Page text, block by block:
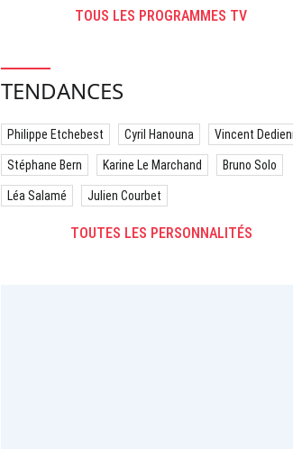
TOUS LES PROGRAMMES TV
TENDANCES
Philippe Etchebest Cyril Hanouna Vincent
Stéphane Bern Karine Le Marchand Bruno Solo
Léa Salamé Julien Courbet
TOUTES LES PERSONNALITÉS